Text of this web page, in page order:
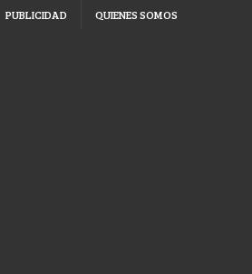
PUBLICIDAD QUIENES SOMOS